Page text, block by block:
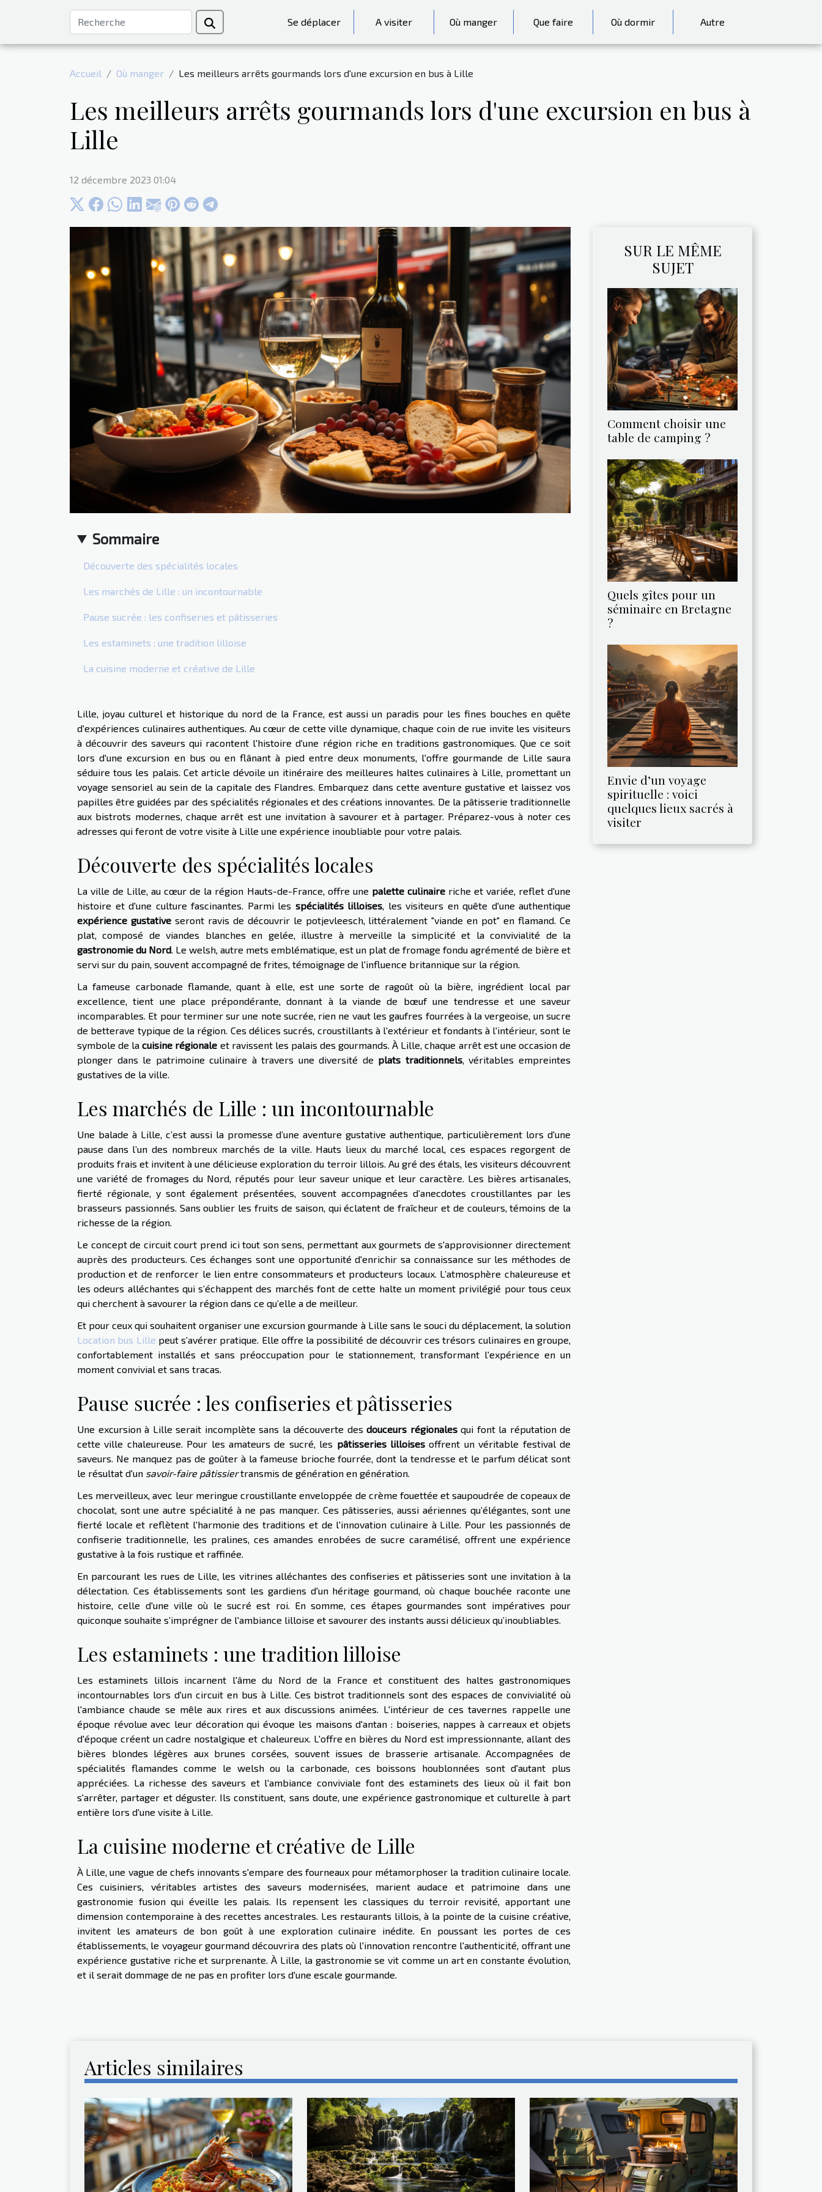
Se déplacer A visiter Où manger Que faire Où dormir Autre
Accueil Où manger Les meilleurs arrêts gourmands lors d'une excursion en bus à Lille
Les meilleurs arrêts gourmands lors d'une excursion en bus à
Lille
12 décembre 2023 01:04
Sommaire
Découverte des spécialités locales
Les marchés de Lille : un incontournable
Pause sucrée : les confiseries et pâtisseries
Les estaminets : une tradition lilloise
La cuisine moderne et créative de Lille
Lille, joyau culturel et historique du nord de la France, est aussi un paradis pour les fines bouches en quête
d'expériences culinaires authentiques. Au cœur de cette ville dynamique, chaque coin de rue invite les visiteurs
à découvrir des saveurs qui racontent l'histoire d'une région riche en traditions gastronomiques. Que ce soit
lors d'une excursion en bus ou en flânant à pied entre deux monuments, l'offre gourmande de Lille saura
séduire tous les palais. Cet article dévoile un itinéraire des meilleures haltes culinaires à Lille, promettant un
voyage sensoriel au sein de la capitale des Flandres. Embarquez dans cette aventure gustative et laissez vos
papilles être guidées par des spécialités régionales et des créations innovantes. De la pâtisserie traditionnelle
aux bistrots modernes, chaque arrêt est une invitation à savourer et à partager. Préparez-vous à noter ces
adresses qui feront de votre visite à Lille une expérience inoubliable pour votre palais.
Découverte des spécialités locales
La ville de Lille, au cœur de la région Hauts-de-France, offre une palette culinaireriche et variée, reflet d'une
histoire et d'une culture fascinantes. Parmi les spécialités lilloises, les visiteurs en quête d'une authentique
expérience gustativeseront ravis de découvrir le potjevleesch, littéralement "viande en pot" en flamand. Ce
plat, composé de viandes blanches en gelée, illustre à merveille la simplicité et la convivialité de la
gastronomie du Nord. Le welsh, autre mets emblématique, est un plat de fromage fondu agrémenté de bière et
servi sur du pain, souvent accompagné de frites, témoignage de l'influence britannique sur la région.
La fameuse carbonade flamande, quant à elle, est une sorte de ragoût où la bière, ingrédient local par
excellence, tient une place prépondérante, donnant à la viande de bœuf une tendresse et une saveur
incomparables. Et pour terminer sur une note sucrée, rien ne vaut les gaufres fourrées à la vergeoise, un sucre
de betterave typique de la région. Ces délices sucrés, croustillants à l'extérieur et fondants à l'intérieur, sont le
symbole de lacuisine régionale et ravissent les palais des gourmands. À Lille, chaque arrêt est une occasion de
plonger dans le patrimoine culinaire à travers une diversité de plats traditionnels, véritables empreintes
gustatives de la ville.
Les marchés de Lille : un incontournable
Une balade à Lille, c’est aussi la promesse d’une aventure gustative authentique, particulièrement lors d'une
pause dans l’un des nombreux marchés de la ville. Hauts lieux du marché local, ces espaces regorgent de
produits frais et invitent à une délicieuse exploration du terroir lillois. Au gré des étals, les visiteurs découvrent
une variété de fromages du Nord, réputés pour leur saveur unique et leur caractère. Les bières artisanales,
fierté régionale, y sont également présentées, souvent accompagnées d’anecdotes croustillantes par les
brasseurs passionnés. Sans oublier les fruits de saison, qui éclatent de fraîcheur et de couleurs, témoins de la
richesse de la région.
Le concept de circuit court prend ici tout son sens, permettant aux gourmets de s'approvisionner directement
auprès des producteurs. Ces échanges sont une opportunité d'enrichir sa connaissance sur les méthodes de
production et de renforcer le lien entre consommateurs et producteurs locaux. L’atmosphère chaleureuse et
les odeurs alléchantes qui s’échappent des marchés font de cette halte un moment privilégié pour tous ceux
qui cherchent à savourer la région dans ce qu’elle a de meilleur.
Et pour ceux qui souhaitent organiser une excursion gourmande à Lille sans le souci du déplacement, la solution
Location bus Lille peut s’avérer pratique. Elle offre la possibilité de découvrir ces trésors culinaires en groupe,
confortablement installés et sans préoccupation pour le stationnement, transformant l'expérience en un
moment convivial et sans tracas.
Pause sucrée : les confiseries et pâtisseries
Une excursion à Lille serait incomplète sans la découverte des douceurs régionalesqui font la réputation de
cette ville chaleureuse. Pour les amateurs de sucré, les pâtisseries lilloises offrent un véritable festival de
saveurs. Ne manquez pas de goûter à la fameuse brioche fourrée, dont la tendresse et le parfum délicat sont
le résultat d'un savoir-faire pâtissiertransmis de génération en génération.
Les merveilleux, avec leur meringue croustillante enveloppée de crème fouettée et saupoudrée de copeaux de
chocolat, sont une autre spécialité à ne pas manquer. Ces pâtisseries, aussi aériennes qu’élégantes, sont une
fierté locale et reflètent l'harmonie des traditions et de l'innovation culinaire à Lille. Pour les passionnés de
confiserie traditionnelle, les pralines, ces amandes enrobées de sucre caramélisé, offrent une expérience
gustative à la fois rustique et raffinée.
En parcourant les rues de Lille, les vitrines alléchantes des confiseries et pâtisseries sont une invitation à la
délectation. Ces établissements sont les gardiens d'un héritage gourmand, où chaque bouchée raconte une
histoire, celle d'une ville où le sucré est roi. En somme, ces étapes gourmandes sont impératives pour
quiconque souhaite s’imprégner de l'ambiance lilloise et savourer des instants aussi délicieux qu’inoubliables.
Les estaminets : une tradition lilloise
Les estaminets lillois incarnent l'âme du Nord de la France et constituent des haltes gastronomiques
incontournables lors d'un circuit en bus à Lille. Ces bistrot traditionnels sont des espaces de convivialité où
l'ambiance chaude se mêle aux rires et aux discussions animées. L'intérieur de ces tavernes rappelle une
époque révolue avec leur décoration qui évoque les maisons d'antan : boiseries, nappes à carreaux et objets
d'époque créent un cadre nostalgique et chaleureux. L'offre en bières du Nord est impressionnante, allant des
bières blondes légères aux brunes corsées, souvent issues de brasserie artisanale. Accompagnées de
spécialités flamandes comme le welsh ou la carbonade, ces boissons houblonnées sont d'autant plus
appréciées. La richesse des saveurs et l'ambiance conviviale font des estaminets des lieux où il fait bon
s'arrêter, partager et déguster. Ils constituent, sans doute, une expérience gastronomique et culturelle à part
entière lors d'une visite à Lille.
La cuisine moderne et créative de Lille
À Lille, une vague de chefs innovants s'empare des fourneaux pour métamorphoser la tradition culinaire locale.
Ces cuisiniers, véritables artistes des saveurs modernisées, marient audace et patrimoine dans une
gastronomie fusion qui éveille les palais. Ils repensent les classiques du terroir revisité, apportant une
dimension contemporaine à des recettes ancestrales. Les restaurants lillois, à la pointe de la cuisine créative,
invitent les amateurs de bon goût à une exploration culinaire inédite. En poussant les portes de ces
établissements, le voyageur gourmand découvrira des plats où l'innovation rencontre l'authenticité, offrant une
expérience gustative riche et surprenante. À Lille, la gastronomie se vit comme un art en constante évolution,
et il serait dommage de ne pas en profiter lors d'une escale gourmande.
SUR LE MÊME
SUJET
Comment choisir une
table de camping ?
Quels gîtes pour un
séminaire en Bretagne
?
Envie d’un voyage
spirituelle : voici
quelques lieux sacrés à
visiter
Articles similaires